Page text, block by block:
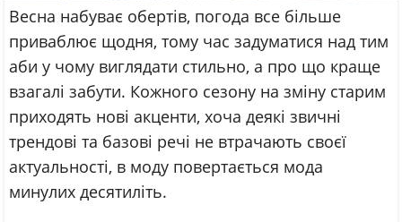
Весна набуває обертів, погода все більше
приваблює щодня, тому час задуматися над тим
аби у чому виглядати стильно, а про що краще
взагалі забути. Кожного сезону на зміну старим
приходять нові акценти, хоча деякі звичні
трендові та базові речі не втрачають своєї
актуальності, в моду повертається мода
минулих десятиліть.